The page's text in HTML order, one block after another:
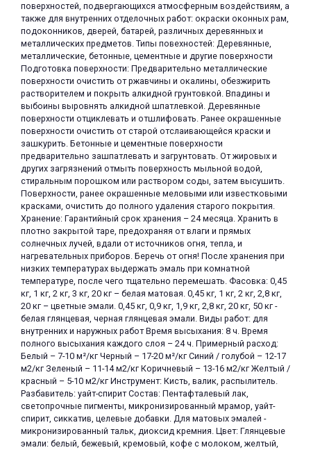
поверхностей, подвергающихся атмосферным воздействиям, а
также для внутренних отделочных работ: окраски оконных рам,
подоконников, дверей, батарей, различных деревянных и
металлических предметов. Типы повехностей: Деревянные,
металлические, бетонные, цементные и другие поверхности
Подготовка поверхности: Предварительно металлические
поверхности очистить от ржавчины и окалины, обезжирить
растворителем и покрыть алкидной грунтовкой. Впадины и
выбоины выровнять алкидной шпатлевкой. Деревянные
поверхности отциклевать и отшлифовать. Ранее окрашенные
поверхности очистить от старой отслаивающейся краски и
зашкурить. Бетонные и цементные поверхности
предварительно зашпатлевать и загрунтовать. От жировых и
других загрязнений отмыть поверхность мыльной водой,
стиральным порошком или раствором соды, затем высушить.
Поверхности, ранее окрашенные меловыми или известковыми
красками, очистить до полного удаления старого покрытия.
Хранение: Гарантийный срок хранения – 24 месяца. Хранить в
плотно закрытой таре, предохраняя от влаги и прямых
солнечных лучей, вдали от источников огня, тепла, и
нагревательных приборов. Беречь от огня! После хранения при
низких температурах выдержать эмаль при комнатной
температуре, после чего тщательно перемешать. Фасовка: 0,45
кг, 1 кг, 2 кг, 3 кг, 20 кг – белая матовая. 0,45 кг, 1 кг, 2 кг, 2,8 кг,
20 кг – цветные эмали. 0,45 кг, 0,9 кг, 1,9 кг, 2,8 кг, 20 кг, 50 кг -
белая глянцевая, черная глянцевая эмали. Виды работ: для
внутренних и наружных работ Время высыхания: 8 ч. Время
полного высыхания каждого слоя – 24 ч. Примерный расход:
Белый – 7-10 м²/кг Черный – 17-20 м²/кг Синий / голубой – 12-17
м2/кг Зеленый – 11-14 м2/кг Коричневый – 13-16 м2/кг Желтый /
красный – 5-10 м2/кг Инструмент: Кисть, валик, распылитель.
Разбавитель: уайт-спирит Состав: Пентафталевый лак,
светопрочные пигменты, микронизированный мрамор, уайт-
спирит, сиккатив, целевые добавки. Для матовых эмалей -
микронизированный тальк, диоксид кремния. Цвет: Глянцевые
эмали: белый, бежевый, кремовый, кофе с молоком, желтый,